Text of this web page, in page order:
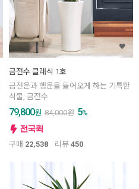
금전수 클래식 1호
금전운과 행운을 들어오게 하는 기특한
식물, 금전수
79,800원 84,000원 5%
구매 22,538 리뷰 450